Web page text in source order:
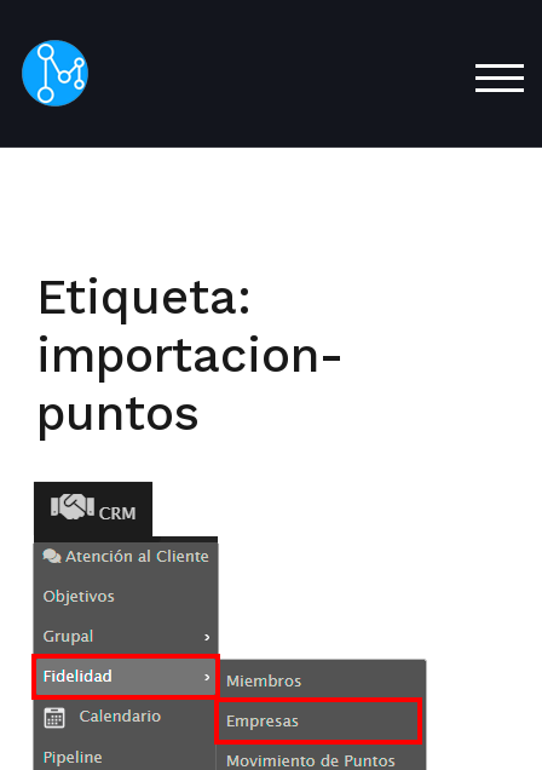
contenido
principal
Etiqueta:
importacion-
puntos